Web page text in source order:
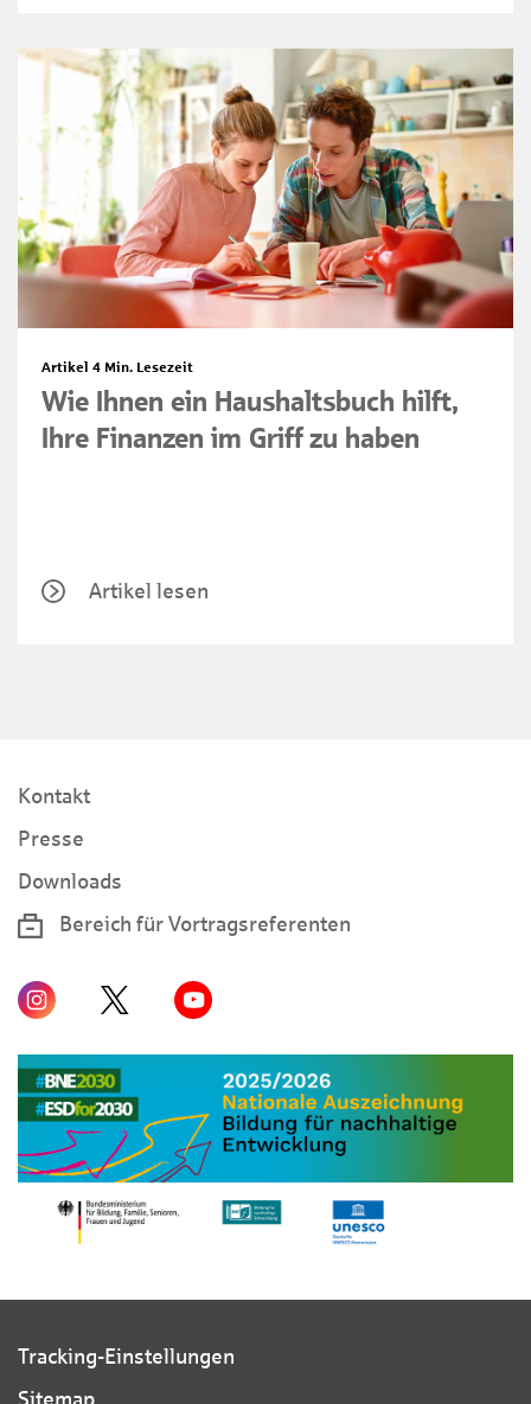
Artikel 4 Min. Lesezeit
Wie Ihnen ein Haushaltsbuch hilft,
Ihre Finanzen im Griff zu haben
Artikel lesen
Kontakt
Presse
Downloads
Bereich für Vortragsreferenten
Tracking-Einstellungen
Sitemap